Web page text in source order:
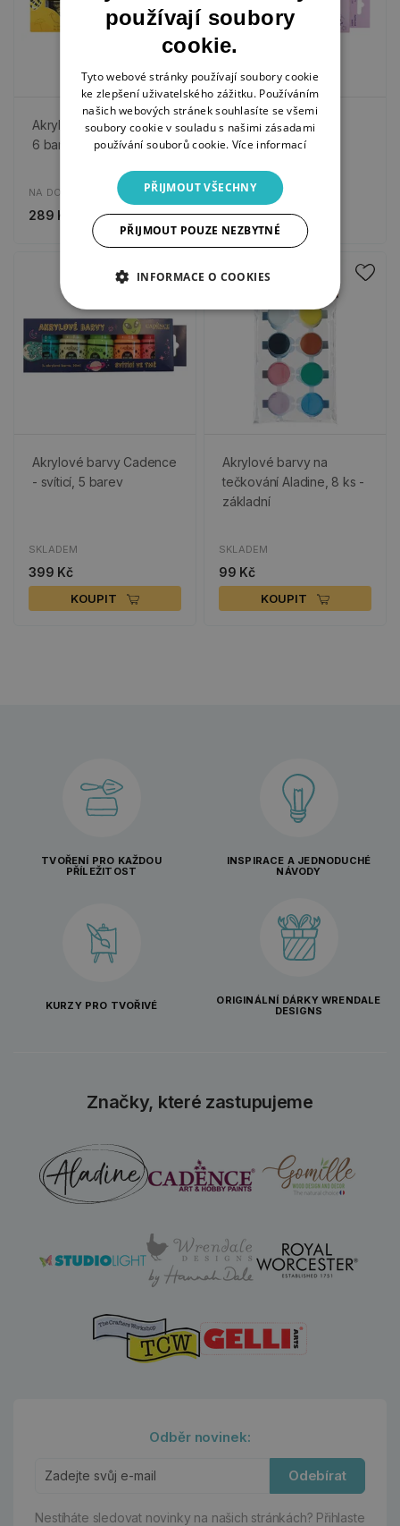
Akrylové barvy - zářivé,
6 barev
NA DOTAZ
289 Kč
Akrylové barvy -
pastelové, 6 barev
NA DOTAZ
289 Kč
Akrylové barvy Cadence
- svíticí, 5 barev
SKLADEM
399 Kč
KOUPIT
Akrylové barvy na
tečkování Aladine, 8 ks -
základní
SKLADEM
99 Kč
KOUPIT
TVOŘENÍ PRO KAŽDOU
PŘÍLEŽITOST
INSPIRACE A JEDNODUCHÉ
NÁVODY
KURZY PRO TVOŘIVÉ
ORIGINÁLNÍ DÁRKY WRENDALE
DESIGNS
Značky, které zastupujeme
Odběr novinek:
Odebírat
Nestíháte sledovat novinky na našich stránkách? Přihlaste
používají soubory
cookie.
Tyto webové stránky používají soubory cookie
ke zlepšení uživatelského zážitku. Používáním
našich webových stránek souhlasíte se všemi
soubory cookie v souladu s našimi zásadami
používání souborů cookie. Více informací
PŘIJMOUT VŠECHNY
PŘIJMOUT POUZE NEZBYTNÉ
INFORMACE O COOKIES